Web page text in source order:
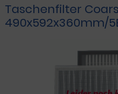
Taschenfilter
490x592x360mm/